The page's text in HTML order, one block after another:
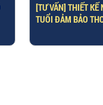
[TƯ VẤN] THIẾT KẾ
TUỔI ĐẢM BẢO